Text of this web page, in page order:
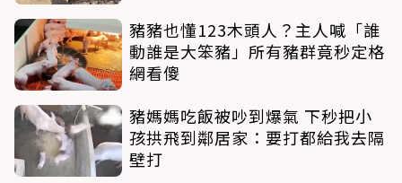
豬豬也懂123木頭人？主人喊「誰
動誰是大笨豬」所有豬群竟秒定格
網看傻
豬媽媽吃飯被吵到爆氣 下秒把小
孩拱飛到鄰居家：要打都給我去隔
壁打